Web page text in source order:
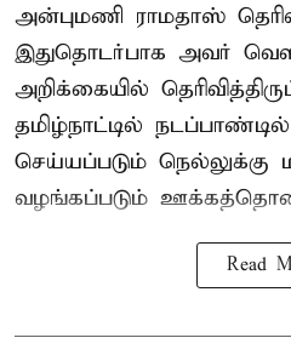
அன்புமணி ராமதாஸ்
இதுதொடர்பாக அவர்
அறிக்கையில்
தமிழ்நாட்டில்
செய்யப்படும் நெல்லுக்கு
வழங்கப்படும்
Read